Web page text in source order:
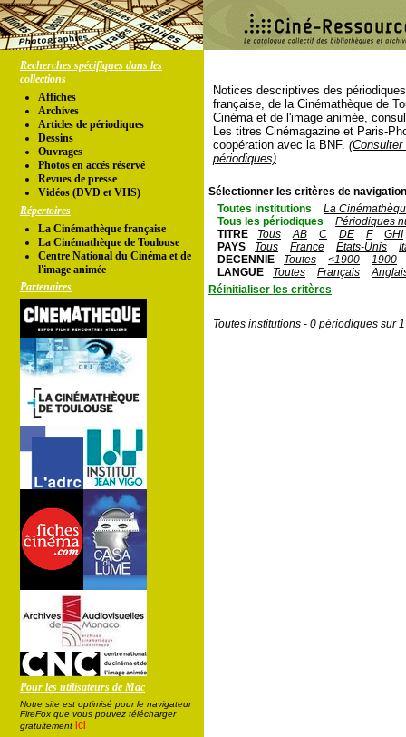
Recherches spécifiques dans les
collections
Affiches
Archives
Articles de périodiques
Dessins
Ouvrages
Photos en accés réservé
Revues de presse
Vidéos (DVD et VHS)
Répertoires
La Cinémathèque française
La Cinémathèque de Toulouse
Centre National du Cinéma et de
l'image animée
Partenaires
Pour les utilisateurs de Mac
Notre site est optimisé pour le navigateur
FireFox que vous pouvez télécharger
gratuitement ici
Notices descriptives des
française, de la Cinémathèque de
Cinéma et de l'image animée,
Les titres Cinémagazine et Paris-
coopération avec la BNF.
périodiques)
Sélectionner les critères de
Toutes institutions
La
Tous les périodiques
Périodiques
TITRE
Tous AB C DE F
GHI
PAYS
Tous France Etats-Unis
DECENNIE
Toutes <1900
1900
LANGUE
Toutes Français
Réinitialiser les critères
Toutes institutions - 0 périodiques sur